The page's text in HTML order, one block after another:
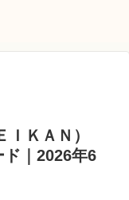
ＫＡＮ）
｜2026年6